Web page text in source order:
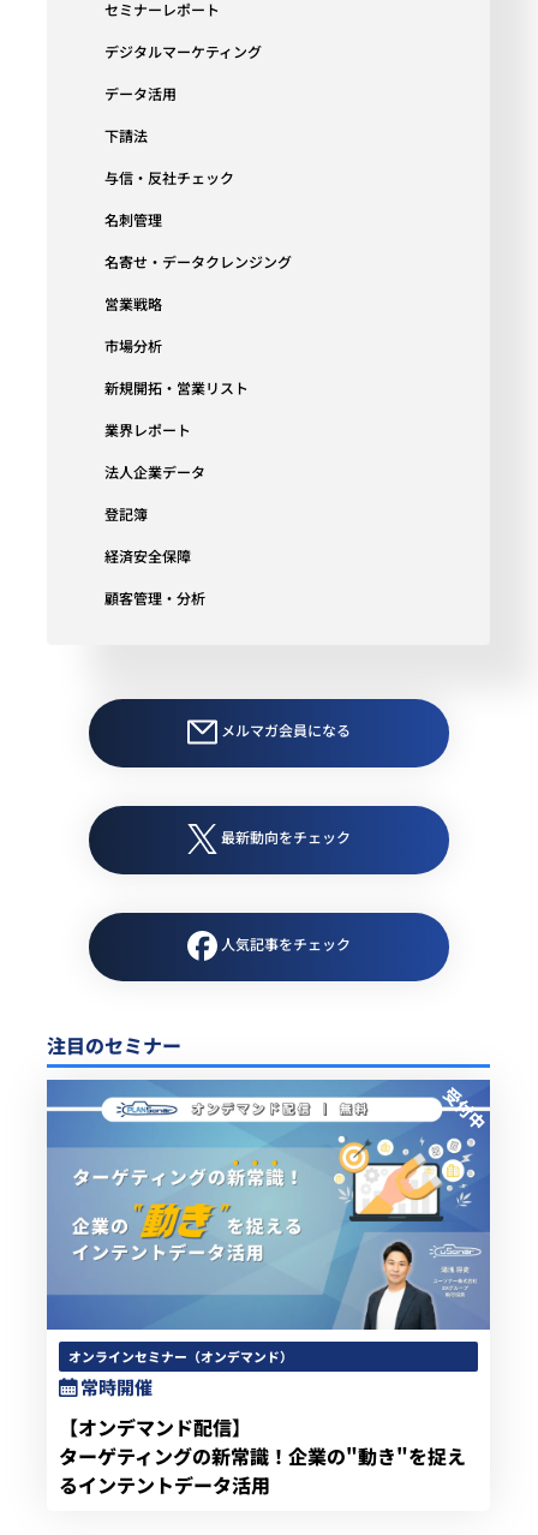
セミナーレポート
デジタルマーケティング
データ活用
下請法
与信・反社チェック
名刺管理
名寄せ・データクレンジング
営業戦略
市場分析
新規開拓・営業リスト
業界レポート
法人企業データ
登記簿
経済安全保障
顧客管理・分析
メルマガ会員になる
最新動向をチェック
人気記事をチェック
注目のセミナー
オンラインセミナー（オンデマンド）
常時開催
【オンデマンド配信】
ターゲティングの新常識！企業の"動き"を捉え
るインテントデータ活用